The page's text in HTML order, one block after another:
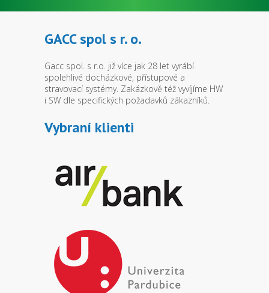
GACC spol s r. o.
Gacc spol. s r.o. již více jak 28 let vyrábí
spolehlivé docházkové, přístupové a
stravovací systémy. Zakázkově též vyvíjíme HW
i SW dle specifických požadavků zákazníků.
Vybraní klienti